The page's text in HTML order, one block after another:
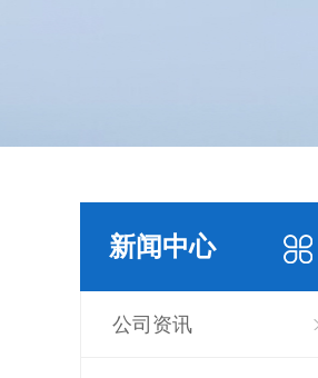
新闻中心
公司资讯